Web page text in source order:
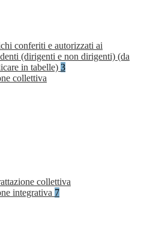
conferiti e autorizzati ai
(dirigenti e non dirigenti) (da
in tabelle) 3
collettiva
collettiva
integrativa 7